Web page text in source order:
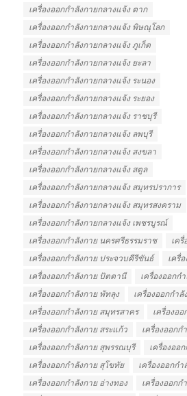
เครื่องออกกำลังกายกลางแจ้ง ตาก
เครื่องออกกำลังกายกลางแจ้ง พิษณุโลก
เครื่องออกกำลังกายกลางแจ้ง ภูเก็ต
เครื่องออกกำลังกายกลางแจ้ง ยะลา
เครื่องออกกำลังกายกลางแจ้ง ระนอง
เครื่องออกกำลังกายกลางแจ้ง ระยอง
เครื่องออกกำลังกายกลางแจ้ง ราชบุรี
เครื่องออกกำลังกายกลางแจ้ง ลพบุรี
เครื่องออกกำลังกายกลางแจ้ง สงขลา
เครื่องออกกำลังกายกลางแจ้ง สตูล
เครื่องออกกำลังกายกลางแจ้ง สมุทรปราการ
เครื่องออกกำลังกายกลางแจ้ง สมุทรสงคราม
เครื่องออกกำลังกายกลางแจ้ง เพชรบูรณ์
เครื่องออกกำลังกาย นครศรีธรรมราช
เค
เครื่องออกกำลังกาย ประจวบคีรีขันธ์
เครื่
เครื่องออกกำลังกาย ปัตตานี
เครื่องออกก
เครื่องออกกำลังกาย พัทลุง
เครื่องออกกำลั
เครื่องออกกำลังกาย สมุทรสาคร
เครื่องอ
เครื่องออกกำลังกาย สระแก้ว
เครื่องออกก
เครื่องออกกำลังกาย สุพรรณบุรี
เครื่องออ
เครื่องออกกำลังกาย สุโขทัย
เครื่องออกก
เครื่องออกกำลังกาย อ่างทอง
เครื่องออกก